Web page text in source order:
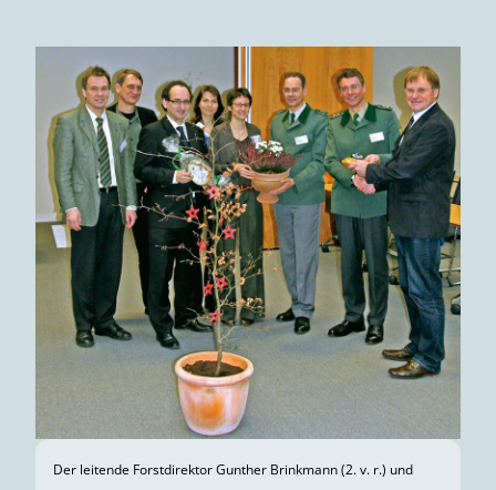
Der leitende Forstdirektor Gunther Brinkmann (2. v. r.) und